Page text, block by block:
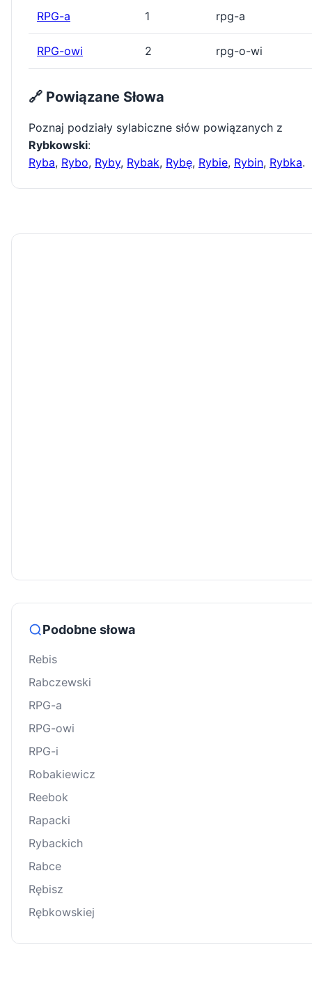
RPG-a 1 rpg-a
RPG-owi 2 rpg-o-wi
🔗 Powiązane Słowa
Poznaj podziały sylabiczne słów powiązanych z
Rybkowski:
Ryba, Rybo, Ryby, Rybak, Rybę, Rybie, Rybin, Rybka.
Podobne słowa
Rebis
Rabczewski
RPG-a
RPG-owi
RPG-i
Robakiewicz
Reebok
Rapacki
Rybackich
Rabce
Rębisz
Rębkowskiej